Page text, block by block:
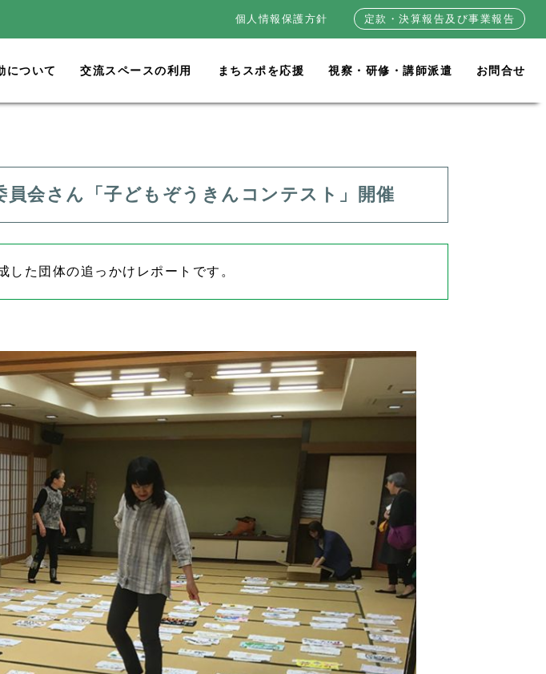
個人情報保護方針 定款・決算報告及び事業報告
について 交流スペースの利用 まちスポを応援 視察・研修・講師派遣 お問合せ
会さん「子どもぞうきんコンテスト」開催
した団体の追っかけレポートです。